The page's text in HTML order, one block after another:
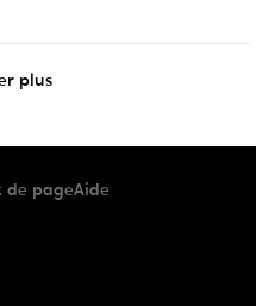
plus
de pageAide